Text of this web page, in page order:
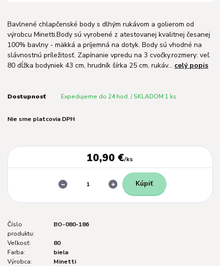
Bavlnené chlapčenské body s dlhým rukávom a golierom od
výrobcu Minetti.Body sú vyrobené z atestovanej kvalitnej česanej
100% bavlny - mäkká a príjemná na dotyk. Body sú vhodné na
slávnostnú príležitosť. Zapínanie vpredu na 3 cvočky.rozmery: veľ.
80 dĺžka bodyniek 43 cm, hrudník šírka 25 cm, rukáv... celý popis
Dostupnosť Expedujeme do 24 hod. / SKLADOM 1 ks
Nie sme platcovia DPH
10,90 €/ks
Kúpiť
Číslo
produktu:
BO-080-186
Veľkosť:
80
Farba:
biela
Výrobca:
Minetti